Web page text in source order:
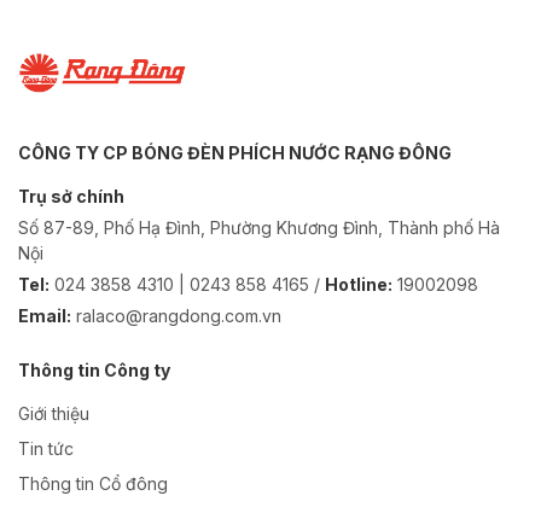
CÔNG TY CP BÓNG ĐÈN PHÍCH NƯỚC RẠNG ĐÔNG
Trụ sở chính
Số 87-89, Phố Hạ Đình, Phường Khương Đình, Thành phố Hà
Nội
Tel: 024 3858 4310 | 0243 858 4165 / Hotline: 19002098
Email: ralaco@rangdong.com.vn
Thông tin Công ty
Giới thiệu
Tin tức
Thông tin Cổ đông